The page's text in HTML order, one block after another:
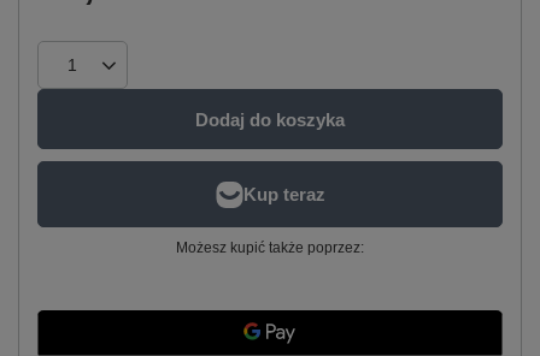
Dodaj do koszyka
Możesz kupić także poprzez: